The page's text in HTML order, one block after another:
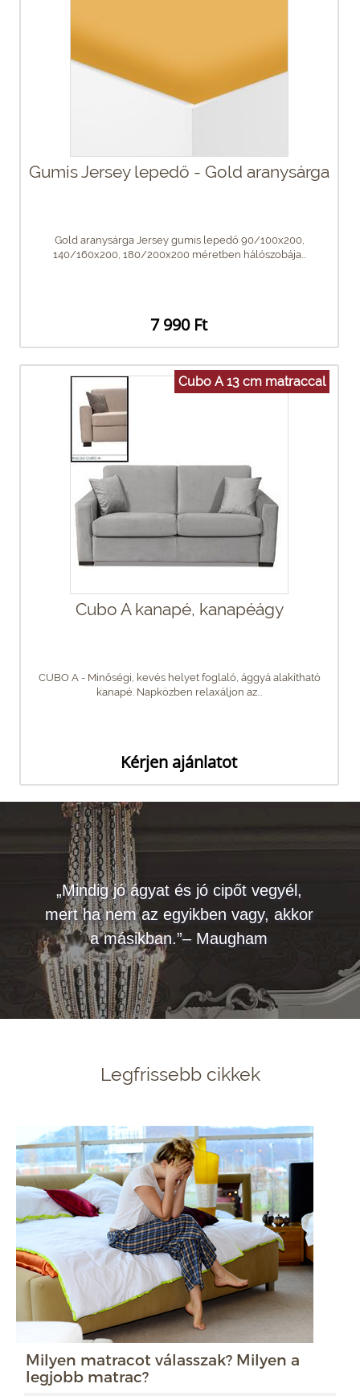
Gumis Jersey lepedő - Gold aranysárga
Gold aranysárga Jersey gumis lepedő 90/100x200,
140/160x200, 180/200x200 méretben hálószobája...
7 990 Ft
Cubo A 13 cm matraccal
Cubo A kanapé, kanapéágy
CUBO A - Minőségi, kevés helyet foglaló, ággyá alakítható
kanapé. Napközben relaxáljon az...
Kérjen ajánlatot
„Mindig jó ágyat és jó cipőt vegyél,
mert ha nem az egyikben vagy, akkor
a másikban.”– Maugham
Legfrissebb cikkek
Milyen matracot válasszak? Milyen a
legjobb matrac?